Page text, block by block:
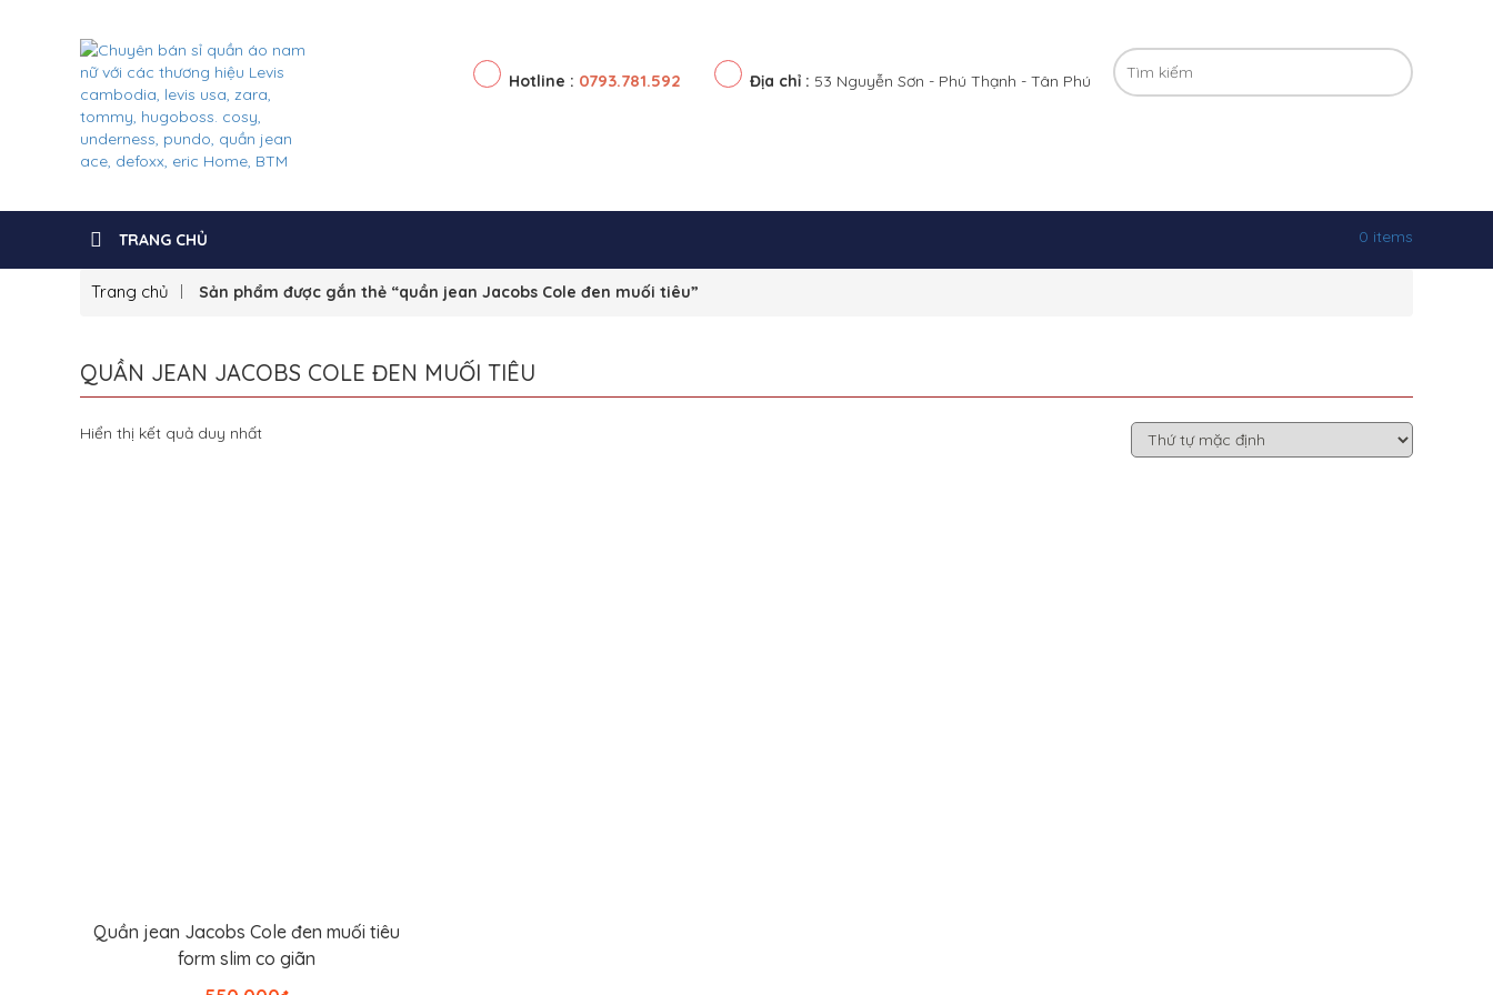
Hotline : 0793.781.592 Địa chỉ : 53 Nguyễn Sơn - Phú Thạnh - Tân Phú
TRANG CHỦ 0 items
Trang chủ Sản phẩm được gắn thẻ “quần jean Jacobs Cole đen muối tiêu”
QUẦN JEAN JACOBS COLE ĐEN MUỐI TIÊU
Hiển thị kết quả duy nhất
Thêm vào giỏ hàng
Quần jean Jacobs Cole đen muối tiêu
form slim co giãn